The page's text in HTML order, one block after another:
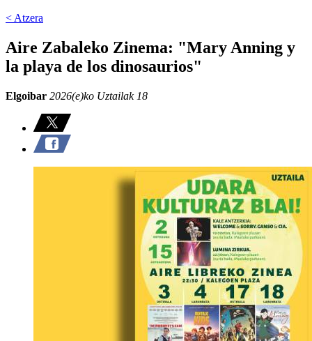
< Atzera
Aire Zabaleko Zinema: "Mary Anning y
la playa de los dinosaurios"
Elgoibar 2026(e)ko Uztailak 18